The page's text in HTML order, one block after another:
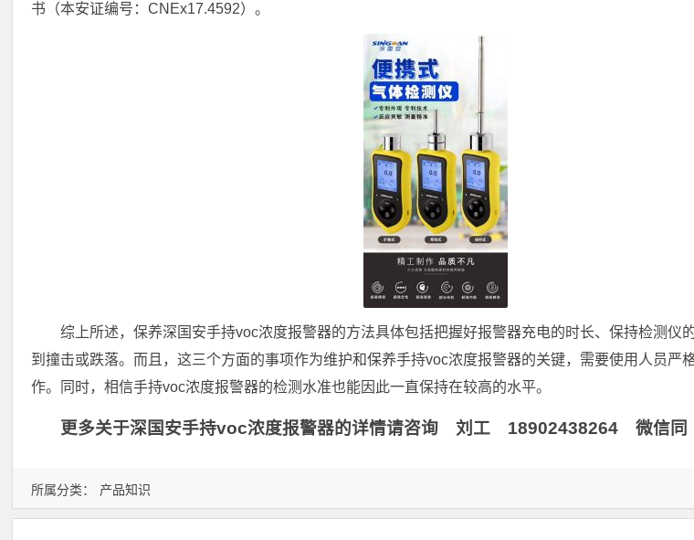
书（本安证编号：CNEx17.4592）。
综上所述，保养深国安手持voc浓度报警器的方法具体包括把握好报警器充电的时长、保持检测仪
到撞击或跌落。而且，这三个方面的事项作为维护和保养手持voc浓度报警器的关键，需要使用人员严
作。同时，相信手持voc浓度报警器的检测水准也能因此一直保持在较高的水平。
更多关于深国安手持voc浓度报警器的详情请咨询 刘工 18902438264 微信同
所属分类： 产品知识